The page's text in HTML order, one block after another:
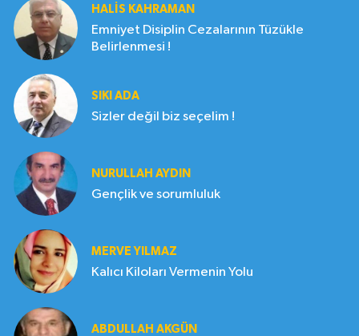
HALIS KAHRAMAN
Emniyet Disiplin Cezalarının Tüzükle
Belirlenmesi !
SIKI ADA
Sizler değil biz seçelim !
NURULLAH AYDIN
Gençlik ve sorumluluk
MERVE YILMAZ
Kalıcı Kiloları Vermenin Yolu
ABDULLAH AKGÜN